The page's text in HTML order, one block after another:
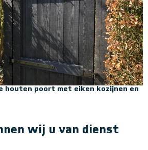
houten poort met eiken kozijnen en
wij u van dienst